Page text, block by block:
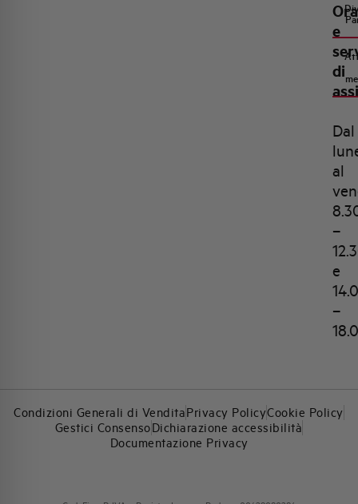
e
di
Dal
al
–
e
–
Condizioni Generali di VenditaPrivacy PolicyCookie Policy
Gestici ConsensoDichiarazione accessibilità
Documentazione Privacy